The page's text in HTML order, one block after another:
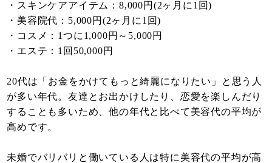
・スキンケアアイテム：8,000円(2ヶ月に1回)
・美容院代：5,000円(2ヶ月に1回)
・コスメ：1つに1,000円～5,000円
・エステ：1回50,000円
20代は「お金をかけてもっと綺麗になりたい」と思う人
が多い年代。友達とお出かけしたり、恋愛を楽しんだり
することも多いため、他の年代と比べて美容代の平均が
高めです。
未婚でバリバリと働いている人は特に美容代の平均が高